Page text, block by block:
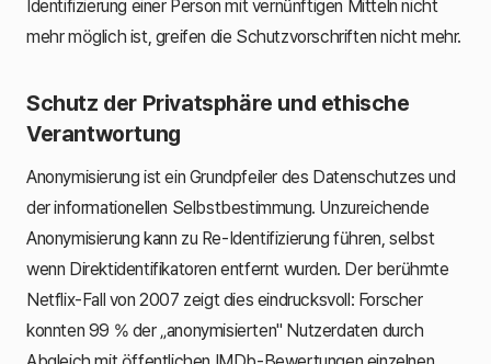
Identifizierung einer Person mit vernünftigen Mitteln nicht
mehr möglich ist, greifen die Schutzvorschriften nicht mehr.
Schutz der Privatsphäre und ethische
Verantwortung
Anonymisierung ist ein Grundpfeiler des Datenschutzes und
der informationellen Selbstbestimmung. Unzureichende
Anonymisierung kann zu Re-Identifizierung führen, selbst
wenn Direktidentifikatoren entfernt wurden. Der berühmte
Netflix-Fall von 2007 zeigt dies eindrucksvoll: Forscher
konnten 99 % der „anonymisierten" Nutzerdaten durch